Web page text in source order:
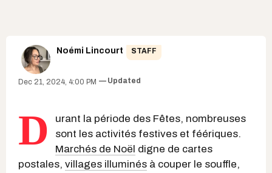
Noémi Lincourt STAFF
Dec 21, 2024, 4:00 PM Updated
D
urant la période des Fêtes, nombreuses
sont les activités festives et féériques.
Marchés de Noël digne de cartes
postales, villages illuminés à couper le souffle,